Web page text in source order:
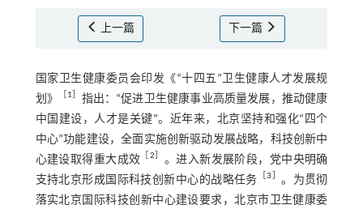
上一篇 下一篇
国家卫生健康委员会印发《“十四五”卫生健康人才发展规
划》
［1］ 指出：“促进卫生健康事业高质量发展，推动健康
中国建设，人才是关键”。近年来，北京坚持和强化“四个
中心”功能建设，全面实施创新驱动发展战略，科技创新中
心建设取得重大成效 ［2］ 。进入新发展阶段，党中央明确
支持北京形成国际科技创新中心的战略任务 ［3］ 。为贯彻
落实北京国际科技创新中心建设要求，北京市卫生健康委